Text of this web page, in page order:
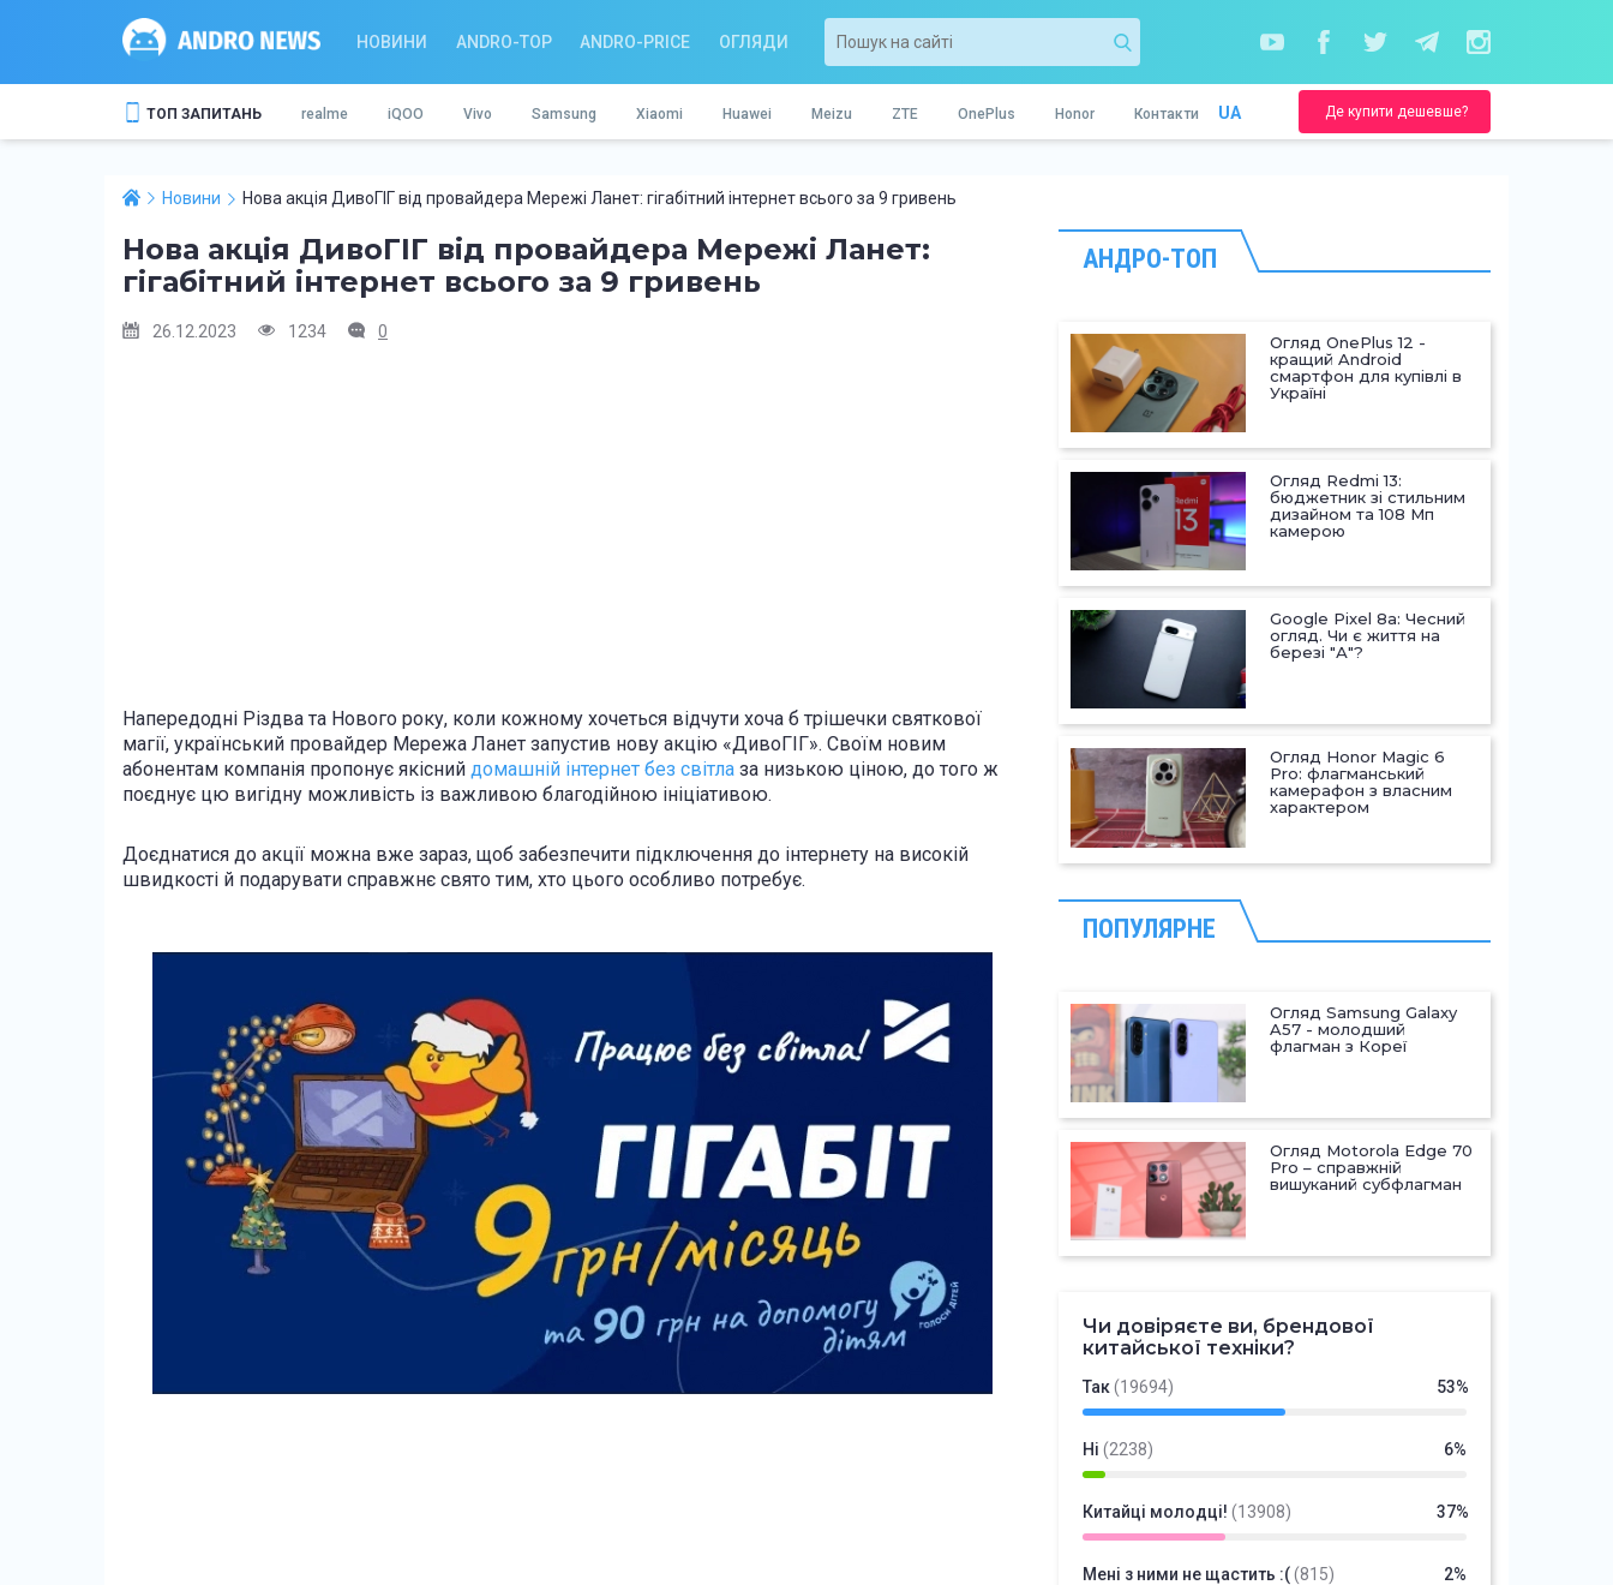
НОВИНИ ANDRO-TOP ANDRO-PRICE ОГЛЯДИ
ТОП ЗАПИТАНЬ realme iQOO Vivo Samsung Xiaomi Huawei Meizu ZTE OnePlus Honor Контакти UA Де купити дешевше?
Новини Нова акція ДивоГІГ від провайдера Мережі Ланет: гігабітний інтернет всього за 9 гривень
Нова акція ДивоГІГ від провайдера Мережі Ланет:
гігабітний інтернет всього за 9 гривень
26.12.2023 1234 0
Напередодні Різдва та Нового року, коли кожному хочеться відчути хоча б трішечки святкової
магії, український провайдер Мережа Ланет запустив нову акцію «ДивоГІГ». Своїм новим
абонентам компанія пропонує якісний домашній інтернет без світла за низькою ціною, до того ж
поєднує цю вигідну можливість із важливою благодійною ініціативою.
Доєднатися до акції можна вже зараз, щоб забезпечити підключення до інтернету на високій
швидкості й подарувати справжнє свято тим, хто цього особливо потребує.
АНДРО-ТОП
Огляд OnePlus 12 -
кращий Android
смартфон для купівлі в
Україні
Огляд Redmi 13:
бюджетник зі стильним
дизайном та 108 Мп
камерою
Google Pixel 8a: Чесний
огляд. Чи є життя на
березі "А"?
Огляд Honor Magic 6
Pro: флагманський
камерафон з власним
характером
ПОПУЛЯРНЕ
Огляд Samsung Galaxy
A57 - молодший
флагман з Кореї
Огляд Motorola Edge 70
Pro – справжній
вишуканий субфлагман
Чи довіряєте ви, брендової
китайської техніки?
Так(19694) 53%
Ні (2238) 6%
Китайці молодці! (13908) 37%
Мені з ними не щастить :((815) 2%